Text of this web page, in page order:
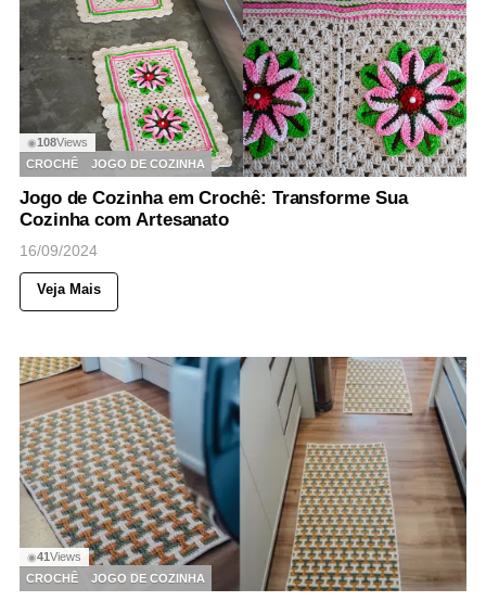
◉108Views
CROCHÊ
JOGO DE COZINHA
Jogo de Cozinha em Crochê: Transforme Sua
Cozinha com Artesanato
16/09/2024
Veja Mais
◉41Views
CROCHÊ
JOGO DE COZINHA